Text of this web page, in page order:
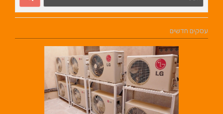
עסקים חדשים